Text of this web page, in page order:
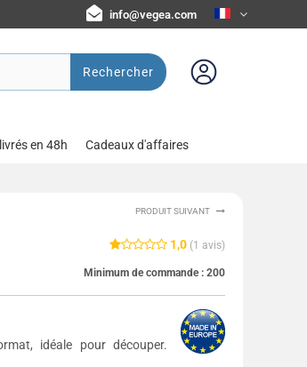
info@vegea.com
Rechercher
en 48h Cadeaux d'affaires
PRODUIT SUIVANT
1,0 (1 avis)
Minimum de commande : 200
idéale pour découper.